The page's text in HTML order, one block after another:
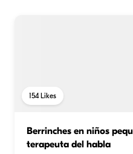
154Likes
Berrinches en niños
terapeuta del habla